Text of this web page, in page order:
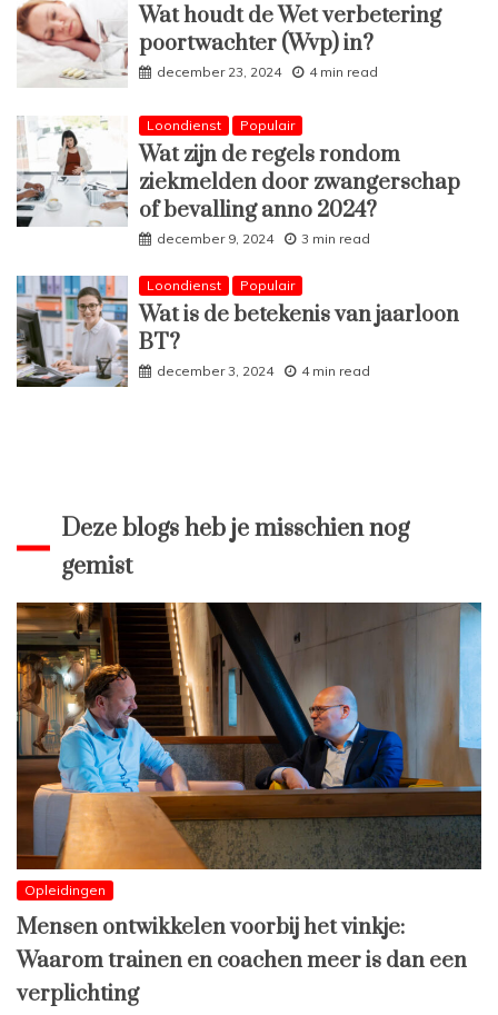
Wat houdt de Wet verbetering
poortwachter (Wvp) in?
december 23, 2024 4 min read
Loondienst Populair
Wat zijn de regels rondom
ziekmelden door zwangerschap
of bevalling anno 2024?
december 9, 2024 3 min read
Loondienst Populair
Wat is de betekenis van jaarloon
BT?
december 3, 2024 4 min read
Deze blogs heb je misschien nog
gemist
Opleidingen
Mensen ontwikkelen voorbij het vinkje:
Waarom trainen en coachen meer is dan een
verplichting